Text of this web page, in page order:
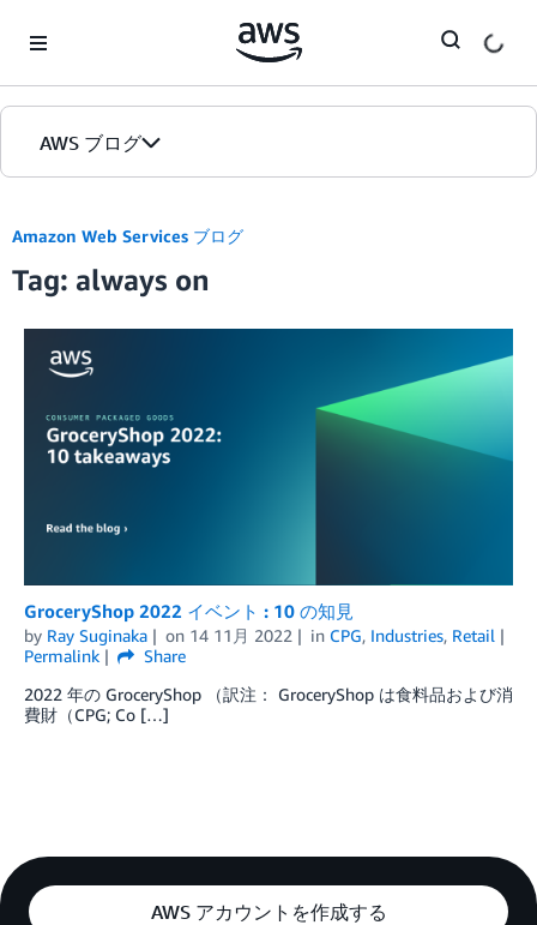
AWS ブログ
カテゴリ
エディション
Amazon Web Services ブログ
Tag: always on
GroceryShop 2022 イベント : 10 の知見
by Ray Suginaka on 14 11月 2022 in CPG, Industries, Retail
Permalink
Share
2022 年の GroceryShop （訳注： GroceryShop は食料品および消
費財（CPG; Co […]
AWS アカウントを作成する